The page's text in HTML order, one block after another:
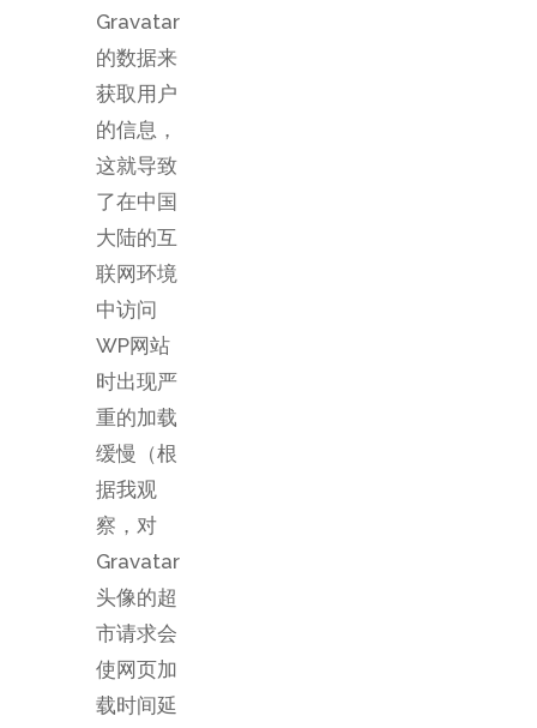
Gravatar
的数据来
获取用户
的信息，
这就导致
了在中国
大陆的互
联网环境
中访问
WP网站
时出现严
重的加载
缓慢（根
据我观
察，对
Gravatar
头像的超
市请求会
使网页加
载时间延